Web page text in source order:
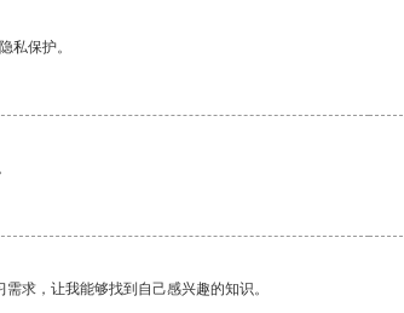
私保护。
求，让我能够找到自己感兴趣的知识。